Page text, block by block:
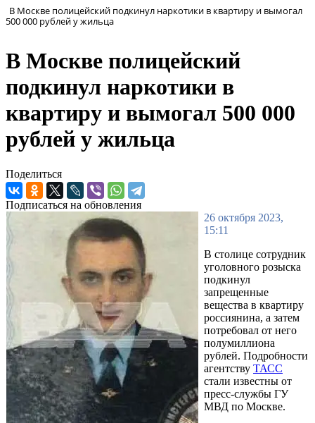
В Москве полицейский подкинул наркотики в квартиру и вымогал
500 000 рублей у жильца
В Москве полицейский
подкинул наркотики в
квартиру и вымогал 500 000
рублей у жильца
Поделиться
Подписаться на обновления
26 октября 2023,
15:11
В столице сотрудник
уголовного розыска
подкинул
запрещенные
вещества в квартиру
россиянина, а затем
потребовал от него
полумиллиона
рублей. Подробности
агентству ТАСС
стали известны от
пресс-службы ГУ
МВД по Москве.